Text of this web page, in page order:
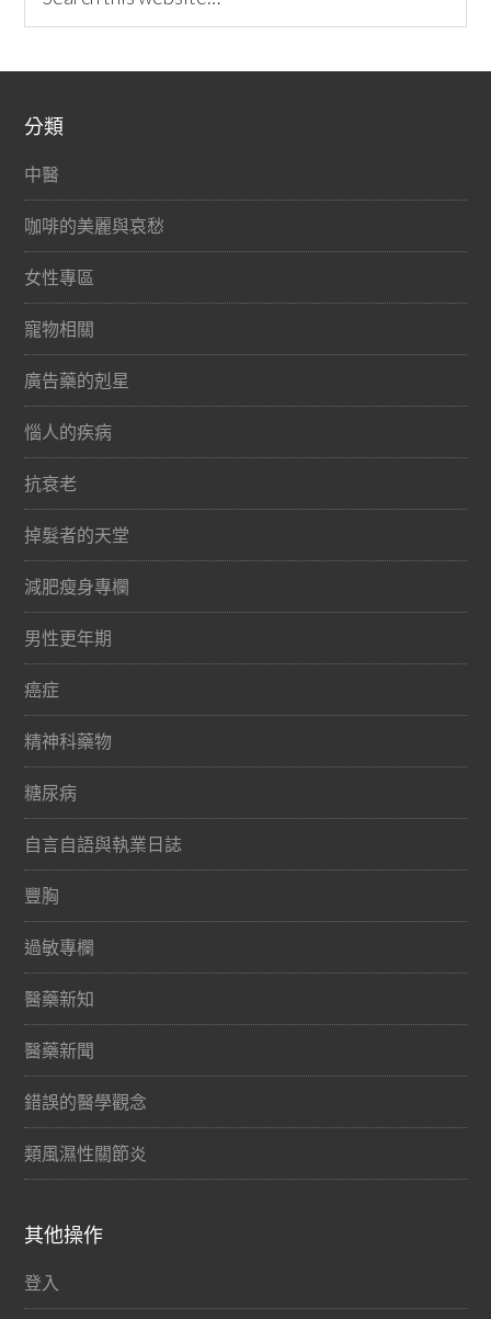
分類
中醫
咖啡的美麗與哀愁
女性專區
寵物相關
廣告藥的剋星
惱人的疾病
抗衰老
掉髮者的天堂
減肥瘦身專欄
男性更年期
癌症
精神科藥物
糖尿病
自言自語與執業日誌
豐胸
過敏專欄
醫藥新知
醫藥新聞
錯誤的醫學觀念
類風濕性關節炎
其他操作
登入